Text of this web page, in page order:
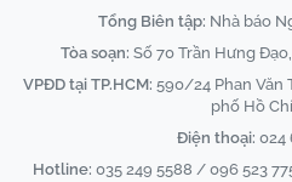
Tổng Biên tập: Nhà báo
Tòa soạn: Số 70 Trần Hưng
VPĐD tại TP.HCM: 590/24 Phan Văn
phố Hồ
Điện thoại: 024
Hotline: 035 249 5588 / 096 523